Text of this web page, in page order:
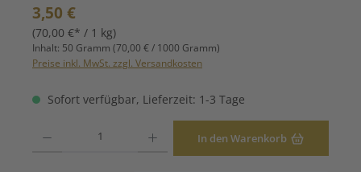
Regulärer Preis:
3,50 €
(70,00 €* / 1 kg)
Inhalt: 50 Gramm (70,00 € / 1000 Gramm)
Preise inkl. MwSt. zzgl. Versandkosten
Sofort verfügbar, Lieferzeit: 1-3 Tage
In den Warenkorb